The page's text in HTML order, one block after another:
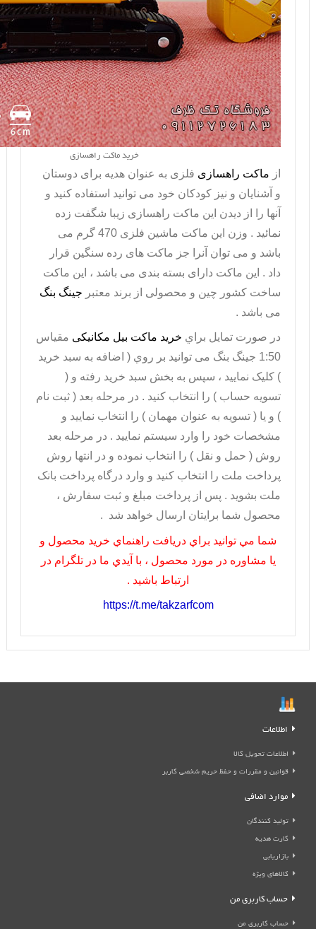
خرید ماکت راهسازی
از ماکت راهسازی فلزی به عنوان هدیه برای دوستان
و آشنایان و نیز کودکان خود می توانید استفاده کنید و
آنها را از دیدن این ماکت راهسازی زیبا شگفت زده
نمائید . وزن این ماکت ماشین فلزی 470 گرم می
باشد و می توان آنرا جز ماکت های رده سنگین قرار
داد . این ماکت دارای بسته بندی می باشد ، این ماکت
ساخت کشور چین و محصولی از برند معتبر جینگ بنگ
می باشد .
در صورت تمايل براي خريد ماکت بیل مکانیکی مقیاس
1:50 جینگ بنگ می توانيد بر روي ( اضافه به سبد خريد
) کليک نماييد ، سپس به بخش سبد خريد رفته و (
تسويه حساب ) را انتخاب کنيد . در مرحله بعد ( ثبت نام
) و يا ( تسويه به عنوان مهمان ) را انتخاب نماييد و
مشخصات خود را وارد سيستم نماييد . در مرحله بعد
روش ( حمل و نقل ) را انتخاب نموده و در انتها روش
پرداخت ملت را انتخاب کنيد و وارد درگاه پرداخت بانک
ملت بشويد . پس از پرداخت مبلغ و ثبت سفارش ،
محصول شما برايتان ارسال خواهد شد .
شما مي توانيد براي دريافت راهنماي خريد محصول و
يا مشاوره در مورد محصول ، با آيدي ما در تلگرام در
ارتباط باشيد .
https://t.me/takzarfcom
اطلاعات
اطلاعات تحویل کالا
قوانین و مقررات و حفظ حریم شخصی کاربر
موارد اضافی
تولید کنندگان
کارت هدیه
بازاریابی
کالاهای ویژه
حساب کاربری من
حساب کاربری من